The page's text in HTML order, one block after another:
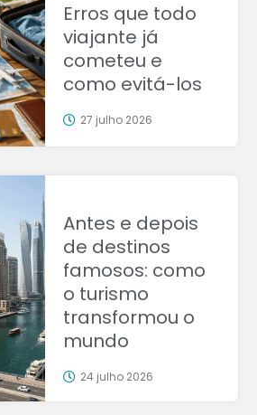
Erros que todo
viajante já
cometeu e
como evitá-los
27 julho 2026
Antes e depois
de destinos
famosos: como
o turismo
transformou o
mundo
24 julho 2026